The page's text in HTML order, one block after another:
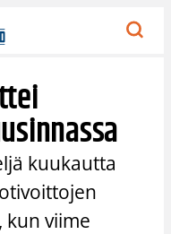
kuukautta
kun viime